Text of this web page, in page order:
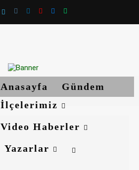
Anasayfa
Gündem
İlçelerimiz
Video Haberler
Yazarlar